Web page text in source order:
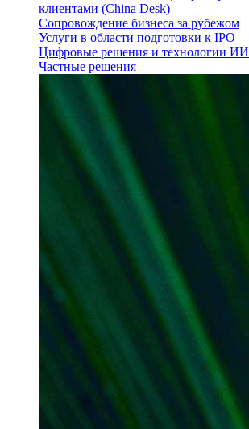
клиентами (China Desk)
Сопровождение бизнеса за рубежом
Услуги в области подготовки к IPO
Цифровые решения и технологии ИИ
Частные решения